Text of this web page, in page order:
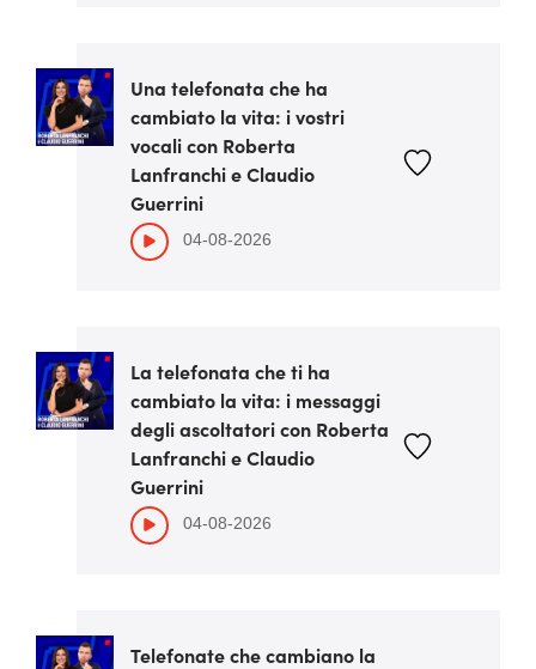
Una telefonata che ha
cambiato la vita: i vostri
vocali con Roberta
Lanfranchi e Claudio
Guerrini
04-08-2026
La telefonata che ti ha
cambiato la vita: i messaggi
degli ascoltatori con Roberta
Lanfranchi e Claudio
Guerrini
04-08-2026
Telefonate che cambiano la